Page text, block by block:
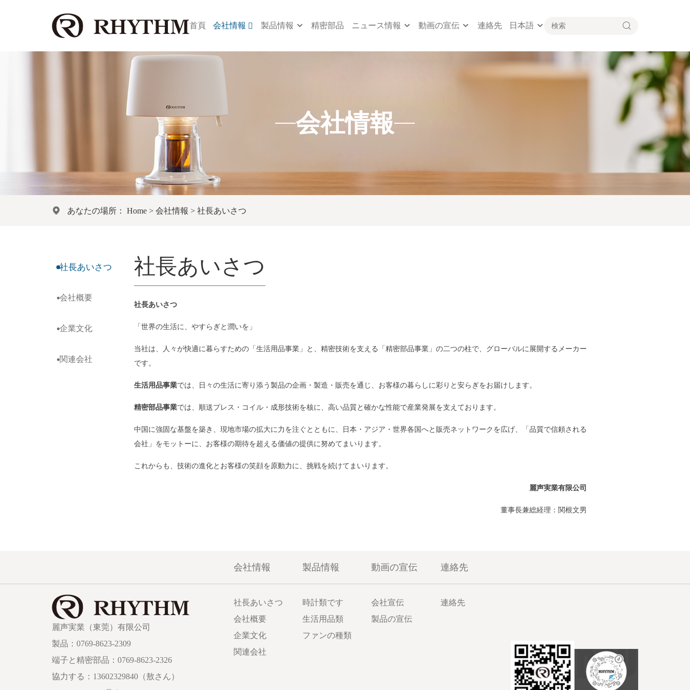
首頁 会社情報 製品情報 精密部品 ニュース情報 動画の宣伝 連絡先 日本語
会社情報
あなたの場所： Home> 会社情報 > 社長あいさつ
社長あいさつ
会社概要
企業文化
関連会社
社長あいさつ
社長あいさつ
「世界の生活に、やすらぎと潤いを」
当社は、人々が快適に暮らすための「生活用品事業」と、精密技術を支える「 精密部品事業」の二つの柱で、グローバルに展開するメーカー
です。
生活用品事業では、日々の生活に寄り添う製品の企画・製造・販売を通じ、お客様の暮らしに彩りと安らぎをお届けします。
精密部品事業では、順送プレス・コイル・成形技術を核に、高い品質と確かな性能で産業発展を支えております。
中国に強固な基盤を築き、現地市場の拡大に力を注ぐとともに、日本・アジア・世界各国へと販売ネットワークを広げ、「品質で信頼される
会社」をモットーに、お客様の期待を超える価値の提供に努めてまいります。
これからも、技術の進化とお客様の笑顔を原動力に、挑戦を続けてまいります。
麗声実業有限公司
董事長兼総経理：関根文男
会社情報 製品情報 動画の宣伝 連絡先
麗声実業（東莞）有限公司
製品：0769-8623-2309
端子と精密部品：0769-8623-2326
協力する：13602329840（敖さん）
社長あいさつ
会社概要
企業文化
関連会社
時計類です
生活用品類
ファンの種類
会社宣伝
製品の宣伝
連絡先